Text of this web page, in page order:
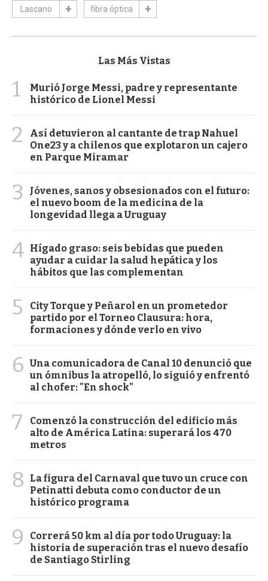
Lascano fibra óptica
Las Más Vistas
1
Murió Jorge Messi, padre y representante
histórico de Lionel Messi
2
Así detuvieron al cantante de trap Nahuel
One23 y a chilenos que explotaron un cajero
en Parque Miramar
3
Jóvenes, sanos y obsesionados con el futuro:
el nuevo boom de la medicina de la
longevidad llega a Uruguay
4 Hígado graso: seis bebidas que pueden
ayudar a cuidar la salud hepática y los
hábitos que las complementan
5
City Torque y Peñarol en un prometedor
partido por el Torneo Clausura: hora,
formaciones y dónde verlo en vivo
6 Una comunicadora de Canal 10 denunció que
un ómnibus la atropelló, lo siguió y enfrentó
al chofer: "En shock"
7
Comenzó la construcción del edificio más
alto de América Latina: superará los 470
metros
8
La figura del Carnaval que tuvo un cruce con
Petinatti debuta como conductor de un
histórico programa
9
Correrá 50 km al día por todo Uruguay: la
historia de superación tras el nuevo desafío
de Santiago Stirling